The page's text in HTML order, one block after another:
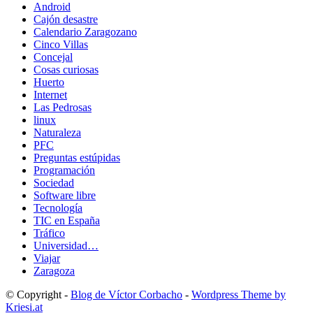
Android
Cajón desastre
Calendario Zaragozano
Cinco Villas
Concejal
Cosas curiosas
Huerto
Internet
Las Pedrosas
linux
Naturaleza
PFC
Preguntas estúpidas
Programación
Sociedad
Software libre
Tecnología
TIC en España
Tráfico
Universidad…
Viajar
Zaragoza
© Copyright - Blog de Víctor Corbacho - Wordpress Theme by
Kriesi.at